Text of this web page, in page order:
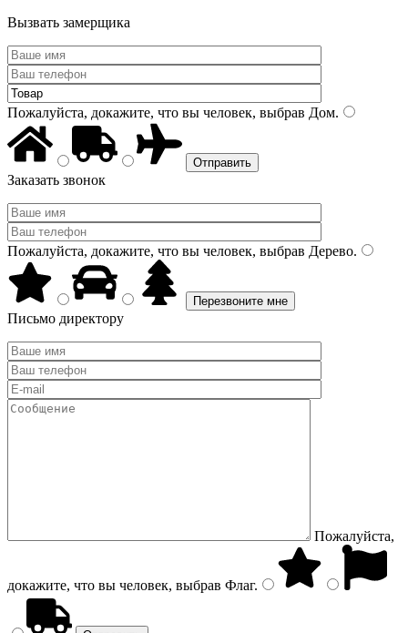
Вызвать замерщика
Пожалуйста, докажите, что вы человек, выбрав Дом.
Заказать звонок
Пожалуйста, докажите, что вы человек, выбрав Дерево.
Письмо директору
Пожалуйста,
докажите, что вы человек, выбрав Флаг.